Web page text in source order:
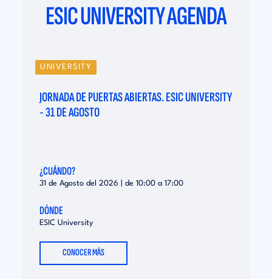
ESIC UNIVERSITY AGENDA
UNIVERSITY
JORNADA DE PUERTAS ABIERTAS. ESIC UNIVERSITY
- 31 DE AGOSTO
¿CUÁNDO?
31 de Agosto del 2026 | de 10:00 a 17:00
DÓNDE
ESIC University
CONOCER MÁS